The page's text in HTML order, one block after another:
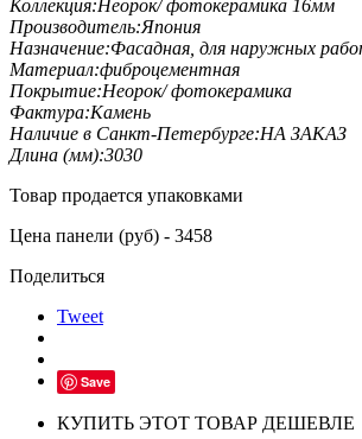
Коллекция:Неорок/ фотокерамика 16мм
Производитель:Япония
Назначение:Фасадная, для наружных
Материал:фиброцементная
Покрытие:Неорок/ фотокерамика
Фактура:Камень
Наличие в Санкт-Петербурге:НА ЗАКАЗ
Длина (мм):3030
Товар продается упаковками
Цена панели (руб) - 3458
Поделиться
Tweet
Save
КУПИТЬ ЭТОТ ТОВАР ДЕШЕВЛЕ